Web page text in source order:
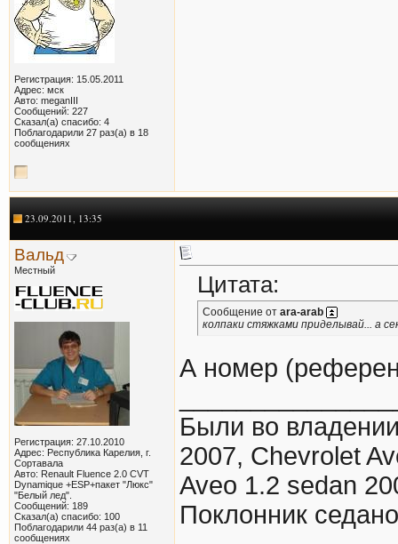
Регистрация: 15.05.2011
Адрес: мск
Авто: meganIII
Сообщений: 227
Сказал(а) спасибо: 4
Поблагодарили 27 раз(а) в 18
сообщениях
23.09.2011, 13:35
Вальд
Местный
Регистрация: 27.10.2010
Адрес: Республика Карелия, г.
Сортавала
Авто: Renault Fluence 2.0 CVT
Dynamique +ESP+пакет "Люкс"
"Белый лед".
Сообщений: 189
Сказал(а) спасибо: 100
Поблагодарили 44 раз(а) в 11
сообщениях
Цитата:
Сообщение от ara-arab
колпаки стяжками приделывай... а
А номер
Были во
2007, Chevrolet
Aveo 1.2 sedan
Поклонник